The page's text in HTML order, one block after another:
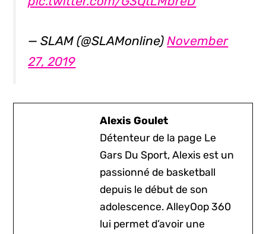
— SLAM (@SLAMonline)November
27, 2019
Alexis Goulet
Détenteur de la page Le
Gars Du Sport, Alexis est un
passionné de basketball
depuis le début de son
adolescence. AlleyOop 360
lui permet d’avoir une